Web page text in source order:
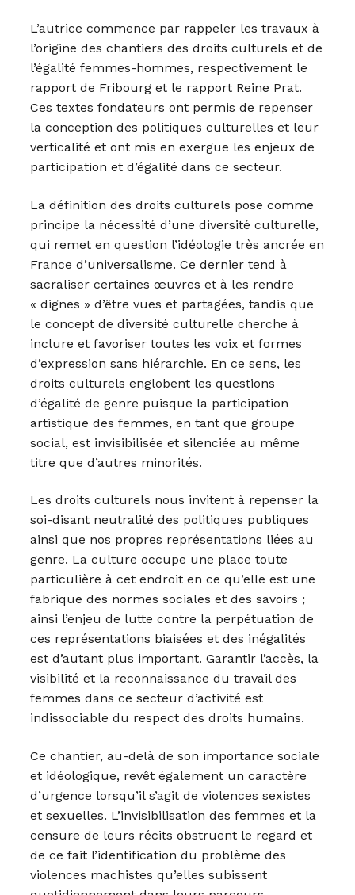
L’autrice commence par rappeler les travaux à
l’origine des chantiers des droits culturels et de
l’égalité femmes-hommes, respectivement le
rapport de Fribourg et le rapport Reine Prat.
Ces textes fondateurs ont permis de repenser
la conception des politiques culturelles et leur
verticalité et ont mis en exergue les enjeux de
participation et d’égalité dans ce secteur.
La définition des droits culturels pose comme
principe la nécessité d’une diversité culturelle,
qui remet en question l’idéologie très ancrée en
France d’universalisme. Ce dernier tend à
sacraliser certaines œuvres et à les rendre
« dignes » d’être vues et partagées, tandis que
le concept de diversité culturelle cherche à
inclure et favoriser toutes les voix et formes
d’expression sans hiérarchie. En ce sens, les
droits culturels englobent les questions
d’égalité de genre puisque la participation
artistique des femmes, en tant que groupe
social, est invisibilisée et silenciée au même
titre que d’autres minorités.
Les droits culturels nous invitent à repenser la
soi-disant neutralité des politiques publiques
ainsi que nos propres représentations liées au
genre. La culture occupe une place toute
particulière à cet endroit en ce qu’elle est une
fabrique des normes sociales et des savoirs ;
ainsi l’enjeu de lutte contre la perpétuation de
ces représentations biaisées et des inégalités
est d’autant plus important. Garantir l’accès, la
visibilité et la reconnaissance du travail des
femmes dans ce secteur d’activité est
indissociable du respect des droits humains.
Ce chantier, au-delà de son importance sociale
et idéologique, revêt également un caractère
d’urgence lorsqu’il s’agit de violences sexistes
et sexuelles. L’invisibilisation des femmes et la
censure de leurs récits obstruent le regard et
de ce fait l’identification du problème des
violences machistes qu’elles subissent